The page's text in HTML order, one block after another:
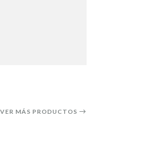
VER MÁS PRODUCTOS